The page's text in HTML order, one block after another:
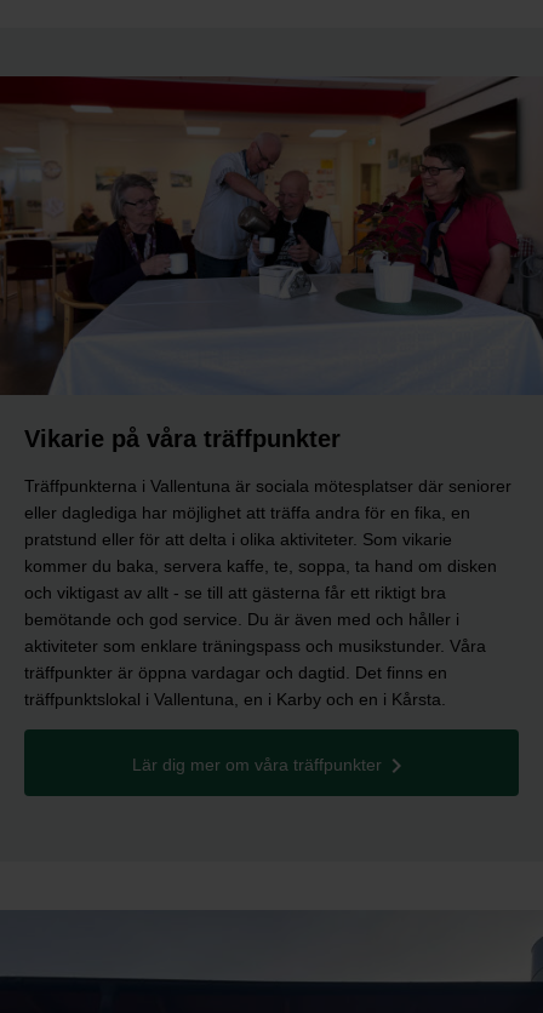
Vikarie på våra träffpunkter
Träffpunkterna i Vallentuna är sociala mötesplatser där seniorer
eller daglediga har möjlighet att träffa andra för en fika, en
pratstund eller för att delta i olika aktiviteter. Som vikarie
kommer du baka, servera kaffe, te, soppa, ta hand om disken
och viktigast av allt - se till att gästerna får ett riktigt bra
bemötande och god service. Du är även med och håller i
aktiviteter som enklare träningspass och musikstunder. Våra
träffpunkter är öppna vardagar och dagtid. Det finns en
träffpunktslokal i Vallentuna, en i Karby och en i Kårsta.
Lär dig mer om våra träffpunkter